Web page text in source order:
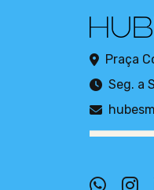
Praça
Seg. a